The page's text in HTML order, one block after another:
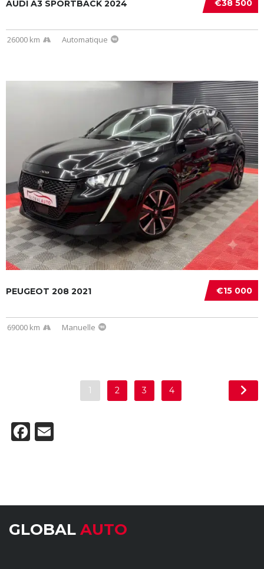
€38 500
AUDI A3 SPORTBACK 2024
26000 km Automatique
€15 000
PEUGEOT 208 2021
69000 km Manuelle
1 2 3 4
Facebook
GLOBAL AUTO